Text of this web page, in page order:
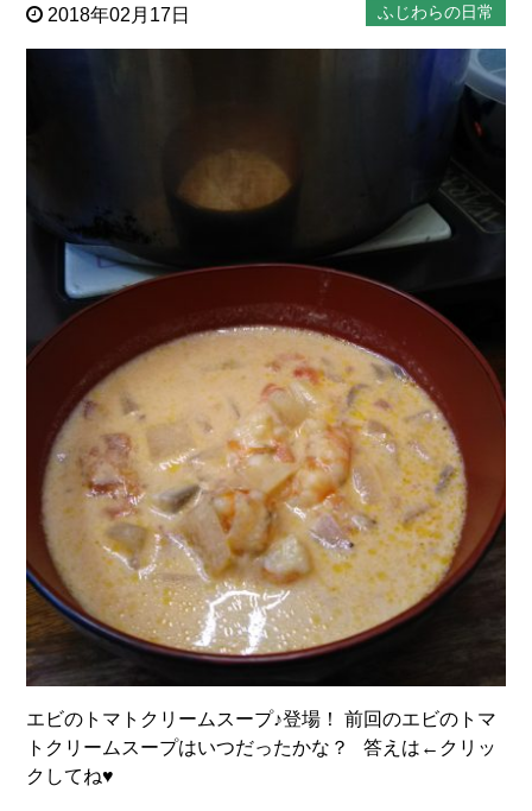
2018年02月17日 ふじわらの日常
エビのトマトクリームスープ♪登場！ 前回のエビのトマ
トクリームスープはいつだったかな？ 答えは←クリッ
クしてね♥